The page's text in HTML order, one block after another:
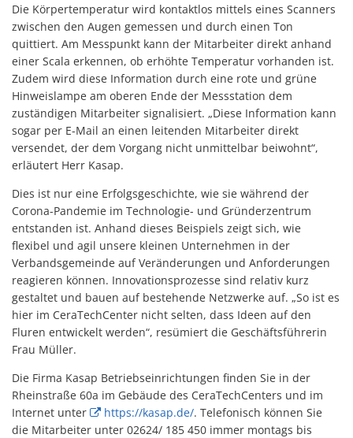
Die Körpertemperatur wird kontaktlos mittels eines Scanners
zwischen den Augen gemessen und durch einen Ton
quittiert. Am Messpunkt kann der Mitarbeiter direkt anhand
einer Scala erkennen, ob erhöhte Temperatur vorhanden ist.
Zudem wird diese Information durch eine rote und grüne
Hinweislampe am oberen Ende der Messstation dem
zuständigen Mitarbeiter signalisiert. „Diese Information kann
sogar per E-Mail an einen leitenden Mitarbeiter direkt
versendet, der dem Vorgang nicht unmittelbar beiwohnt“,
erläutert Herr Kasap.
Dies ist nur eine Erfolgsgeschichte, wie sie während der
Corona-Pandemie im Technologie- und Gründerzentrum
entstanden ist. Anhand dieses Beispiels zeigt sich, wie
flexibel und agil unsere kleinen Unternehmen in der
Verbandsgemeinde auf Veränderungen und Anforderungen
reagieren können. Innovationsprozesse sind relativ kurz
gestaltet und bauen auf bestehende Netzwerke auf. „So ist es
hier im CeraTechCenter nicht selten, dass Ideen auf den
Fluren entwickelt werden“, resümiert die Geschäftsführerin
Frau Müller.
Die Firma Kasap Betriebseinrichtungen finden Sie in der
Rheinstraße 60a im Gebäude des CeraTechCenters und im
Internet unter
https://kasap.de/. Telefonisch können Sie
die Mitarbeiter unter 02624/ 185 450 immer montags bis